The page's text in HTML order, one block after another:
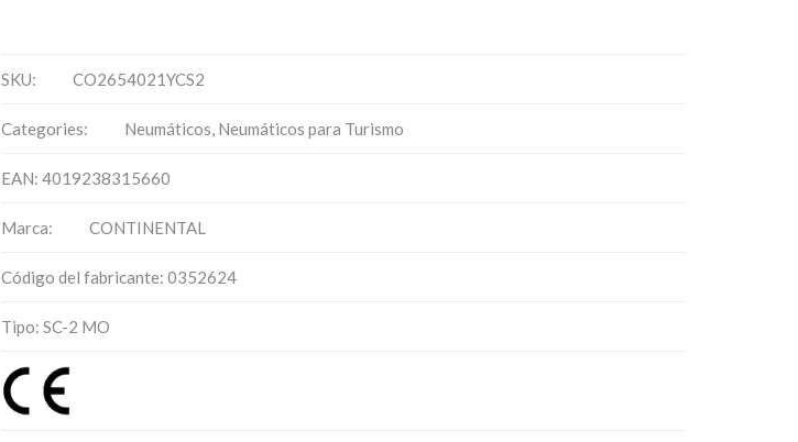
SKU: CO2654021YCS2
Categories: Neumáticos, Neumáticos para Turismo
EAN: 4019238315660
Marca: CONTINENTAL
Código del fabricante: 0352624
Tipo: SC-2 MO